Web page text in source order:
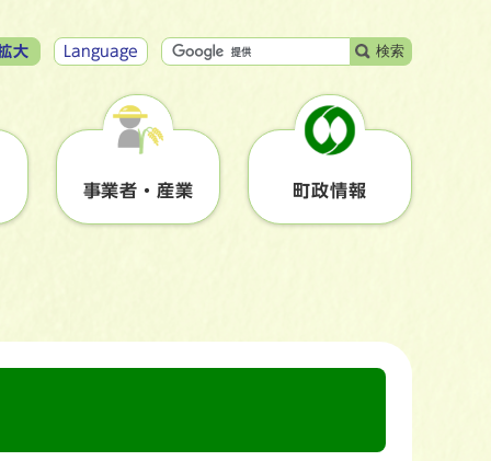
大 Language 検索
事業者・産業 町政情報